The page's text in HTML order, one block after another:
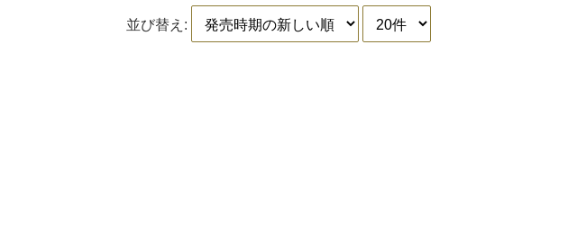
並び替え: